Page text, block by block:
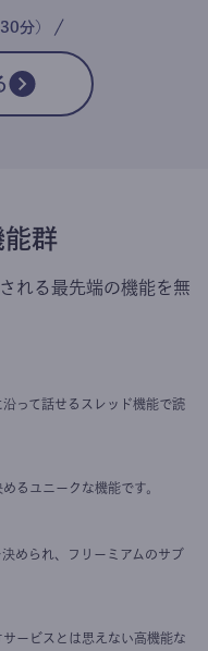
分)
能群
れる最先端の機能を無
って話せるスレッド機能で読
るユニークな機能です。
められ、フリーミアムのサブ
ービスとは思えない高機能な